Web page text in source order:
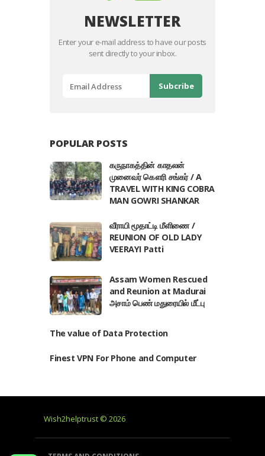
NEWSLETTER
Enter your e-mail address to have our posts
sent directly to your inbox.
POPULAR POSTS
கருநாகத்தின் காதலன்
முனைவர் கௌரி சங்கர் / A
TRAVEL WITH KING COBRA
MAN GOWRI SHANKAR
வீராயி மூதாட்டி மீளிணை /
REUNION OF OLD LADY
VEERAYI Patti
Assam Women Rescued
and Reunion at Madurai
அசாம் பெண் மதுரையில் மீட்பு
The value of Data Protection
Finest VPN For Phone and Computer
Wish2helptrust © 2026